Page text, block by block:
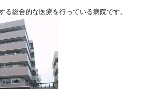
る総合的な医療を行っている病院です。